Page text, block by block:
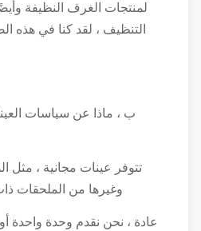
لمنتجات الغرف النظيفة وأيضًا
ب ، ماذا عن سياسات العينات
تتوفر عينات مجانية ، مثل
وغيرها من الملحقات ذات
عادة ، نحن نقدم وحدة واحدة أو